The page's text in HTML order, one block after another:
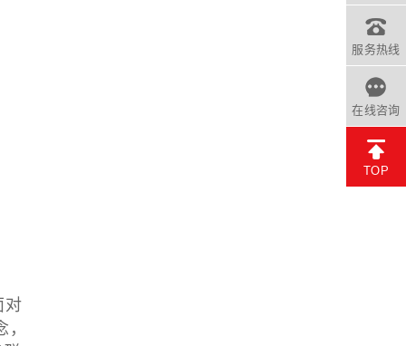
服务热线
在线咨询
TOP
对